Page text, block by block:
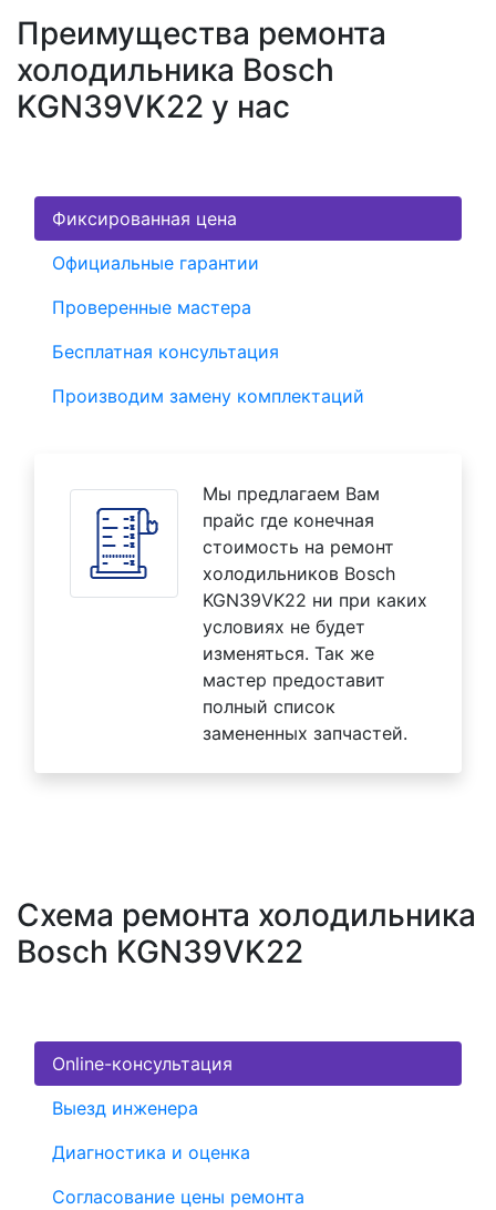
Преимущества ремонта
холодильника Bosch
KGN39VK22 у нас
Фиксированная цена
Официальные гарантии
Проверенные мастера
Бесплатная консультация
Производим замену комплектаций
Мы предлагаем Вам
прайс где конечная
стоимость на ремонт
холодильников Bosch
KGN39VK22 ни при каких
условиях не будет
изменяться. Так же
мастер предоставит
полный список
замененных запчастей.
Схема ремонта холодильника
Bosch KGN39VK22
Online-консультация
Выезд инженера
Диагностика и оценка
Согласование цены ремонта